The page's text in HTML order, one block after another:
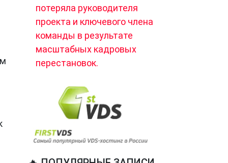
потеряла руководителя
проекта и ключевого члена
команды в результате
масштабных кадровых
перестановок.